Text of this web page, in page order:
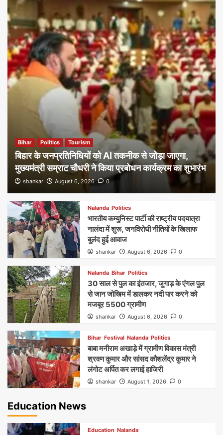
Bihar Politics Tourism
बिहार के जनप्रतिनिधियों को AI तकनीक से जोड़ा जाएगा,
मुख्यमंत्री सम्राट चौधरी ने किया प्रबोधन कार्यक्रम का शुभारंभ
shankar August 6, 2026 0
Nalanda Politics
भारतीय कम्युनिस्ट पार्टी की राष्ट्रीय पदयात्रा
नालंदा में शुरू, जनविरोधी नीतियों के खिलाफ
बुलंद हुई आवाज
shankar August 6, 2026 0
Nalanda Bihar Politics
30 साल से पुल का इंतजार, जुगाड़ के एंगल पुल
से जान जोखिम में डालकर नदी पार करने को
मजबूर 5500 ग्रामीण
shankar August 6, 2026 0
Bihar Festival Nalanda Politics
बाबा मनीराम अखाड़े में ग्रामीण विकास मंत्री
श्रवण कुमार और सांसद कौशलेंद्र कुमार ने
लंगोट अर्पित कर लगाई हाजिरी
shankar August 1, 2026 0
Education News
Education Nalanda